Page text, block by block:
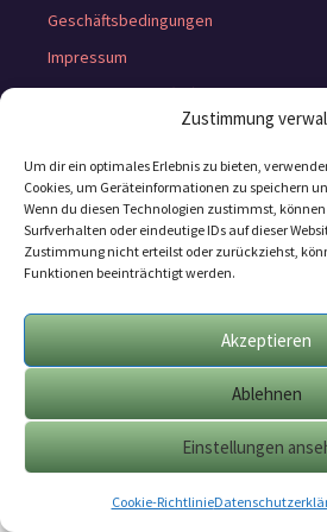
Zustimmung
Um dir ein optimales Erlebnis zu bieten,
Cookies, um Geräteinformationen zu speichern
Wenn du diesen Technologien zustimmst,
Surfverhalten oder eindeutige IDs auf dieser
Zustimmung nicht erteilst oder zurückziehst,
Funktionen beeinträchtigt werden.
Akzeptieren
Ablehnen
Einstellungen
Cookie-Richtlinie
Geschäftsbedingungen
Impressum
Cookie-Richtlinie (EU)